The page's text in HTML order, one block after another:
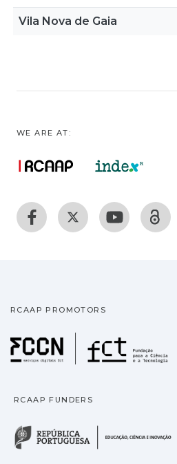
Vila Nova de Gaia
WE ARE AT:
RCAAP PROMOTORS
RCAAP FUNDERS